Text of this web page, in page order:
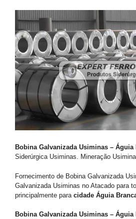
Bobina Galvanizada Usiminas – Águia
Siderúrgica Usiminas. Mineração
Fornecimento de Bobina Galvanizada
Galvanizada Usiminas no Atacado para
principalmente para cidade Águia
Bobina Galvanizada Usiminas –